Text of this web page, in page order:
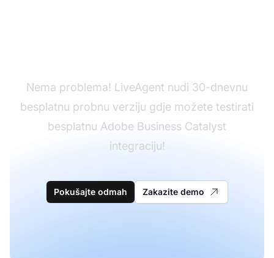
Nema problema! LiveAgent nudi 30-dnevnu
besplatnu probnu verziju gdje možete testirati
besplatnu Adobe Business Catalyst
integraciju!
Pokušajte odmah Zakazite demo